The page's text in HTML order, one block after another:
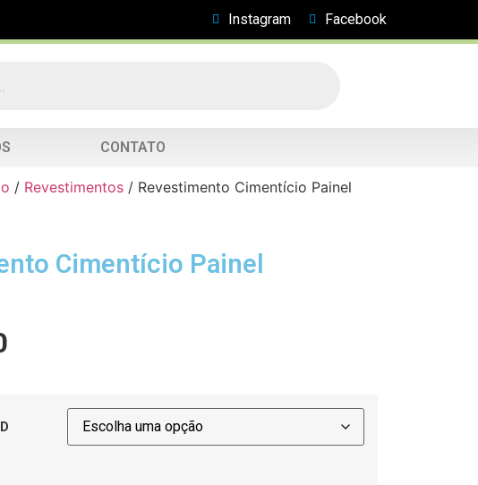
Instagram Facebook
CONTATO
/ Revestimentos / Revestimento Cimentício Painel
Cimentício Painel